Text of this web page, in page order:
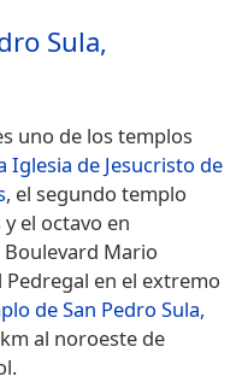
Sula,
uno de los templos
Iglesia de Jesucristo de
, el segundo templo
y el octavo en
Mario
Pedregal en el extremo
de San Pedro Sula,
al noroeste de